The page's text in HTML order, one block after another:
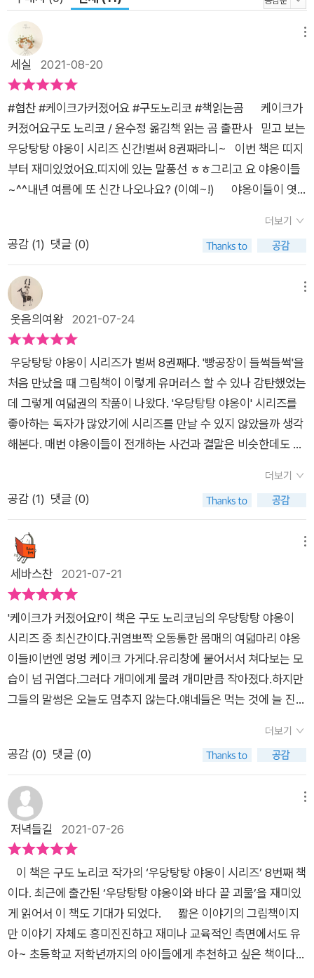
세실 2021-08-20
#협찬 #케이크가커졌어요 #구도노리코 #책읽는곰⠀⠀케이크가
커졌어요구도 노리코 / 윤수정 옮김책 읽는 곰 출판사⠀믿고 보는
우당탕탕 야옹이 시리즈 신간!벌써 8권째라니~⠀이번 책은 띠지
부터 재미있었어요.띠지에 있는 말풍선 ㅎㅎ그리고 요 야옹이들
~^^내년 여름에 또 신간 나오나요? (이예~!)⠀⠀야옹이들이 엿
못 만드는 게 없는 엄청난 분이죠!)⠀갓 구운 케이크가 맛나 보여
서 하나만 달랬는데...멍멍씨가 거절합니다. 안돼. 나중에 줄게.자
음의 상처를 입은 우리 마미,정원으로 물 주러 나갔다가야옹이들
과 함께 개미 광선을 맞고개미만 해집니다.ㅎ⠀⠀개미만큼 작아
지면?갓 구운 케이크를 먹어야죠!배부르게 먹고 물을 마시려는
돌려달라고 하려고개미집을 찾아갑니다.⠀그런데...침입자 신세
가 된 야옹이와 마미!개미들에게 쫓기기 시작하네요.⠀야옹들과
마미가 어떻게 되었을까요?무사히, 원래대로 커져서 집으로 돌
아갈 수 있을까요?!⠀스펙터클하고 어메이징 한장난꾸러기 야옹
이들과 마미의 이야기 ㅎ⠀이번에도 아이랑 재밌게 본우당탕탕
야옹이 시리즈였어요.보다 보면 케이크가 먹고 싶어지는부작용
(?)이 있는 그림책이었습니다. ^___________^⠀⠀⠀좋은 그림책
아 주관적으로 작성한 리뷰입니다.⠀⠀⠀#책소개 #책추천 #책리
뷰 #유아도서 #우당탕탕야옹이 #구도노리코 #책읽는곰출판사
#제이그림책포럼 #유아도서추천 #그림책 #그림책소개 #그림책
추천 #그림책신간 #신간추천 #잠자리도서 #육아템 #책육아⠀
더보기
공감 (1) 댓글 (0)
웃음의여왕 2021-07-24
우당탕탕 야옹이 시리즈가 벌써 8권째다. '빵공장이 들썩들썩'을
처음 만났을 때 그림책이 이렇게 유머러스 할 수 있나 감탄했었는
데 그렇게 여덟권의 작품이 나왔다. '우당탕탕 야옹이' 시리즈를
좋아하는 독자가 많았기에 시리즈를 만날 수 있지 않았을까 생각
해본다. 매번 야옹이들이 전개하는 사건과 결말은 비슷한데도 매
않다. 작가는 새로운 요소를 넣어 표현하고 뻔하지 않게 한다. '케
이크가 커졌어요'의 시작은 역시 야옹이들이 멍멍씨네 케이크 가
의 행렬에 방해가 되어 개미 광선에 쏘여 개미처럼 작아지게 된
다. 그렇게 케이크를 마음껏 먹는 기쁨을 얻지만 개미들에게 쫓겨
위기를 맞는다. 위기에서 벗어나는 해결책을 얻지만 역시나 가게
서 야옹이들이 작은 것을 얻지만 결국 망가뜨린걸 복구하는 것을
독자는 알고 있다. 사건이 재미있게 그림책으로 표현하는 것도 대
단하지만 마지막에 마미가 자신을 다시 크게 만들어준 개미에 대
한 보답을 보면 마음이 따뜻해진다. 구도노리코는 분명 따뜻한 마
음을 가진 작가일거라 상상해본다. 앞으로도 9편, 10편 계속 우
더보기
공감 (1) 댓글 (0)
세바스찬 2021-07-21
'케이크가 커졌어요!'이 책은 구도 노리코님의 우당탕탕 야옹이
시리즈 중 최신간이다.귀염뽀짝 오동통한 몸매의 여덟마리 야옹
이들!이번엔 멍멍 케이크 가게다.유리창에 붙어서서 쳐다보는 모
습이 넘 귀엽다.그러다 개미에게 물려 개미만큼 작아졌다.하지만
그들의 말썽은 오늘도 멈추지 않는다.얘네들은 먹는 것에 늘 진심
터 하다니..역시 이 말썽쟁이 야옹이들은 역시 실망시키지 않는
다.케이크 가게도 털고 개미집도 뒤집어 놓는다.하지만 말썽을 부
린 뒤엔 항상 노동으로 갚는다.자신들의 잘못도 바로바로 인정한
다.그래서 가끔 얄밉지만 절대 미워할 수 없다.다음은 또 어떤 곳
에서 말썽을 부릴까?아홉번째 이야기도 기다려진다.깜찍한 내용
의 귀여운 야옹이 캐릭터들이 가득한 '케이크가 커졌어요!'를 그
무 좋아한다. 새 책이 나올때마다 눈을 반짝이며 기대한다.
더보기
공감 (0) 댓글 (0)
저녁들길 2021-07-26
이 책은 구도 노리코 작가의 ‘우당탕탕 야옹이 시리즈’ 8번째 책
이다. 최근에 출간된 ‘우당탕탕 야옹이와 바다 끝 괴물’을 재미있
게 읽어서 이 책도 기대가 되었다. 짧은 이야기의 그림책이지
만 이야기 자체도 흥미진진하고 재미나 교육적인 측면에서도 유
아~ 초등학교 저학년까지의 아이들에게 추천하고 싶은 책이다.